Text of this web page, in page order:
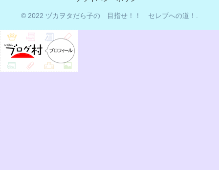
© 2022 ヅカヲタだら子の 目指せ！！ セレブへの道！.